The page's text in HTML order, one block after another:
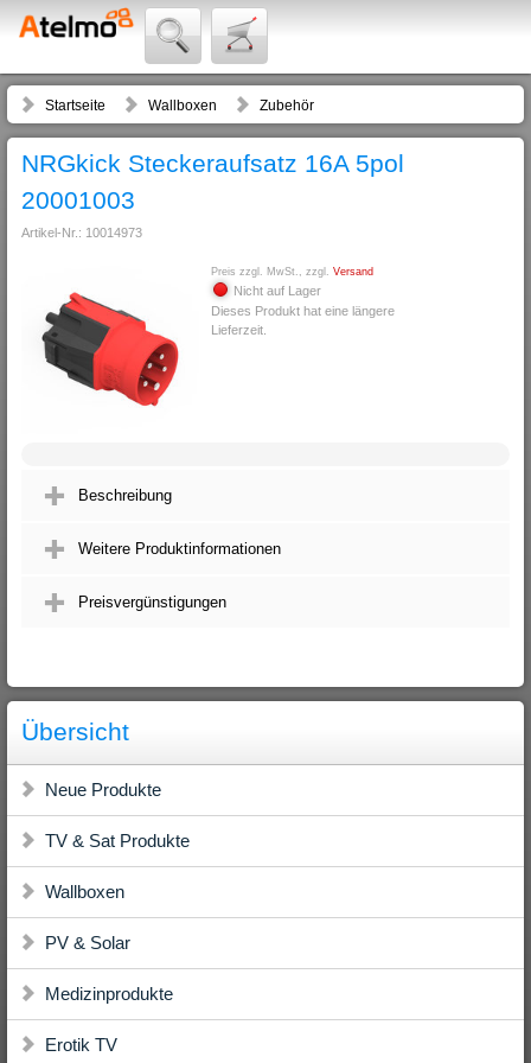
Startseite Wallboxen Zubehör
NRGkick Steckeraufsatz 16A 5pol
20001003
Artikel-Nr.: 10014973
Preis zzgl. MwSt., zzgl. Versand
Nicht auf Lager
Dieses Produkt hat eine längere
Lieferzeit.
Beschreibung
Weitere Produktinformationen
Preisvergünstigungen
Übersicht
Neue Produkte
TV & Sat Produkte
Wallboxen
PV & Solar
Medizinprodukte
Erotik TV